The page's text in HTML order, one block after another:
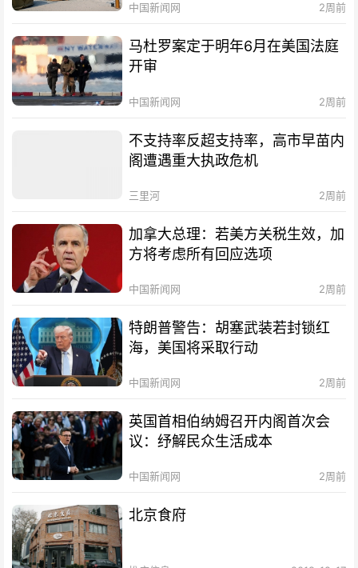
中国新闻网 2周前
马杜罗案定于明年6月在美国法庭
开审
中国新闻网 2周前
不支持率反超支持率，高市早苗内
阁遭遇重大执政危机
三里河 2周前
加拿大总理：若美方关税生效，加
方将考虑所有回应选项
中国新闻网 2周前
特朗普警告：胡塞武装若封锁红
海，美国将采取行动
中国新闻网 2周前
英国首相伯纳姆召开内阁首次会
议：纾解民众生活成本
中国新闻网 2周前
北京食府